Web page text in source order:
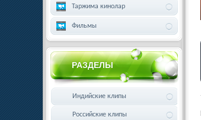
Таржима кинолар
Фильмы
РАЗДЕЛЫ
Индийские клипы
Российские клипы